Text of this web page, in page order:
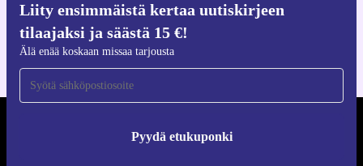
Liity ensimmäistä kertaa uutiskirjeen
tilaajaksi ja säästä 15 €!
Älä enää koskaan missaa tarjousta
Pyydä etukuponki
iOS:lle ja Androidille